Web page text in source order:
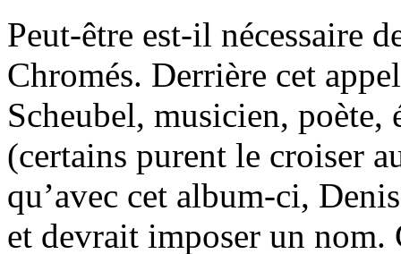
Peut-être est-il nécessaire
Chromés. Derrière cet
Scheubel, musicien,
(certains purent le croiser
qu’avec cet album-ci,
et devrait imposer un nom.